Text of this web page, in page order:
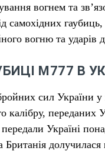
вогнем та
самохідних
вогню та ударів
М777 В
сил України
калібру, переданих
Україні
долучилася